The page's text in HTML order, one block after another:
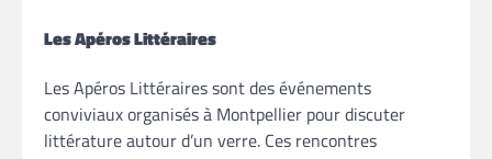
Les Apéros Littéraires
Les Apéros Littéraires sont des événements
conviviaux organisés à Montpellier pour discuter
littérature autour d’un verre. Ces rencontres